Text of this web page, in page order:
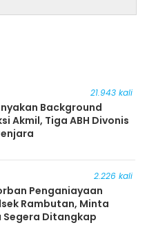
21.943 kali
Background
Akmil, Tiga ABH Divonis
2.226 kali
Penganiayaan
Rambutan, Minta
Segera Ditangkap